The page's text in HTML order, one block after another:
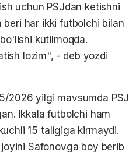
uchun PSJdan ketishni
har ikki futbolchi bilan
kutilmoqda.
lozim", - deb yozdi
2026 yilgi mavsumda PSJ
Ikkala futbolchi ham
15 taligiga kirmaydi.
Safonovga boy berib